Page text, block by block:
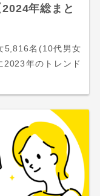
年総まと
5,816名(10代男女
年のトレンド